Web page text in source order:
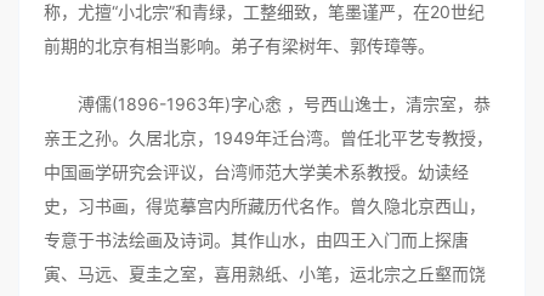
称，尤擅“小北宗”和青绿，工整细致，笔墨谨严，在20世纪
前期的北京有相当影响。弟子有梁树年、郭传璋等。
溥儒(1896-1963年)字心悆 ，号西山逸士，清宗室，恭
亲王之孙。久居北京，1949年迁台湾。曾任北平艺专教授，
中国画学研究会评议，台湾师范大学美术系教授。幼读经
史，习书画，得览摹宫内所藏历代名作。曾久隐北京西山，
专意于书法绘画及诗词。其作山水，由四王入门而上探唐
寅、马远、夏圭之室，喜用熟纸、小笔，运北宗之丘壑而饶